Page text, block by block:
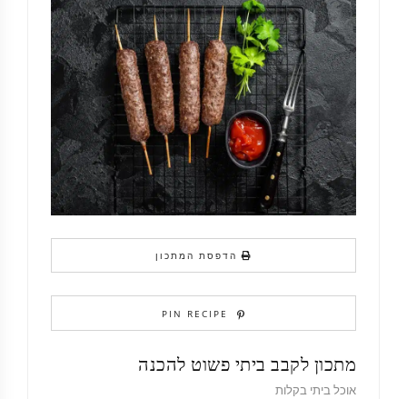
הדפסת המתכון
PIN RECIPE
מתכון לקבב ביתי פשוט להכנה
אוכל ביתי בקלות